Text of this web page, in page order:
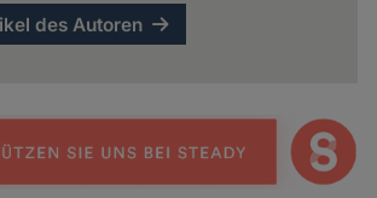
des Autoren